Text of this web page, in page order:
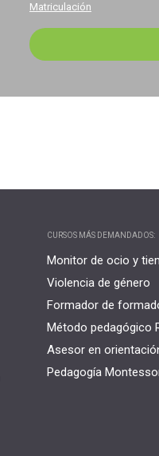
Matriculación
CURSOS MÁS DEMANDADOS:
Monitor de ocio y
Violencia de género
Formador de
Método pedagógico
Asesor en
Pedagogía